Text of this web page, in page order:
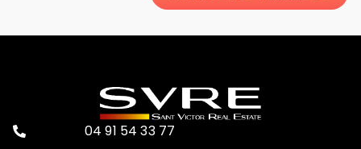
04 91 54 33 77